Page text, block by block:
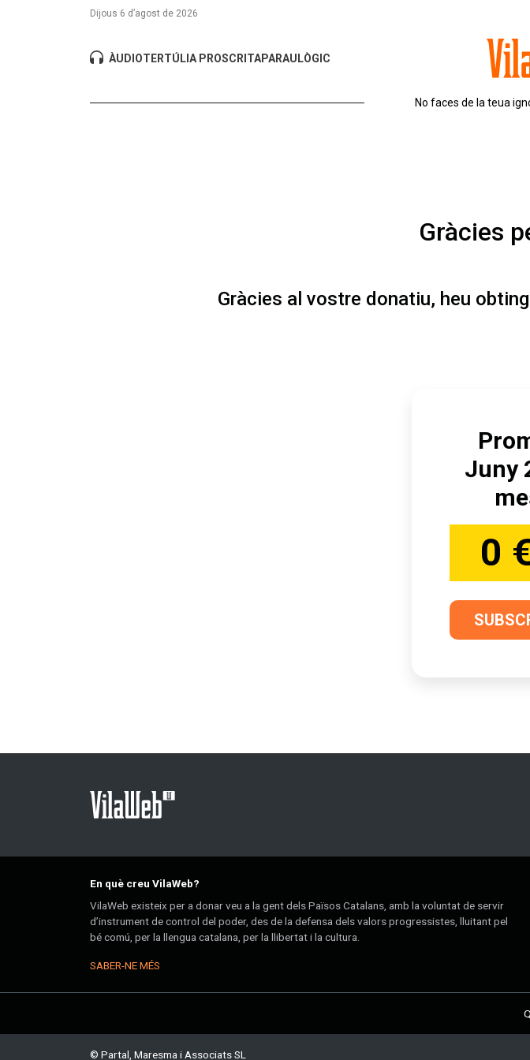
Dijous 6 d’agost de 2026
ÀUDIOTERTÚLIA PROSCRITAPARAULÒGIC
No faces de la teua
Gràcies
Gràcies al vostre donatiu, heu
Juny
0
En què creu VilaWeb?
VilaWeb existeix per a donar veu a la gent dels Països Catalans, amb la voluntat de servir
d’instrument de control del poder, des de la defensa dels valors progressistes, lluitant pel
bé comú, per la llengua catalana, per la llibertat i la cultura.
SABER-NE MÉS
© Partal, Maresma i Associats SL